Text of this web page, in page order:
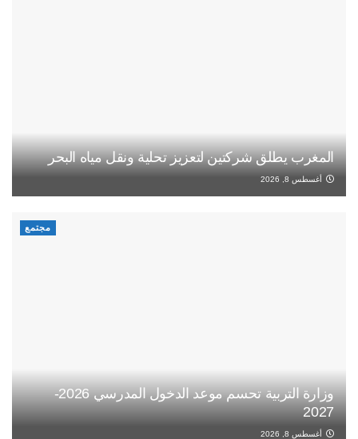
المغرب يطلق شركتين لتعزيز تحلية ونقل مياه البحر
أغسطس 8, 2026
مجتمع
وزارة التربية تحسم موعد الدخول المدرسي 2026-
2027
أغسطس 8, 2026